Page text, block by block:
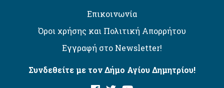
Επικοινωνία
Όροι χρήσης και Πολιτική Απορρήτου
Εγγραφή στο Newsletter!
Συνδεθείτε με τον Δήμο Αγίου Δημητρίου!